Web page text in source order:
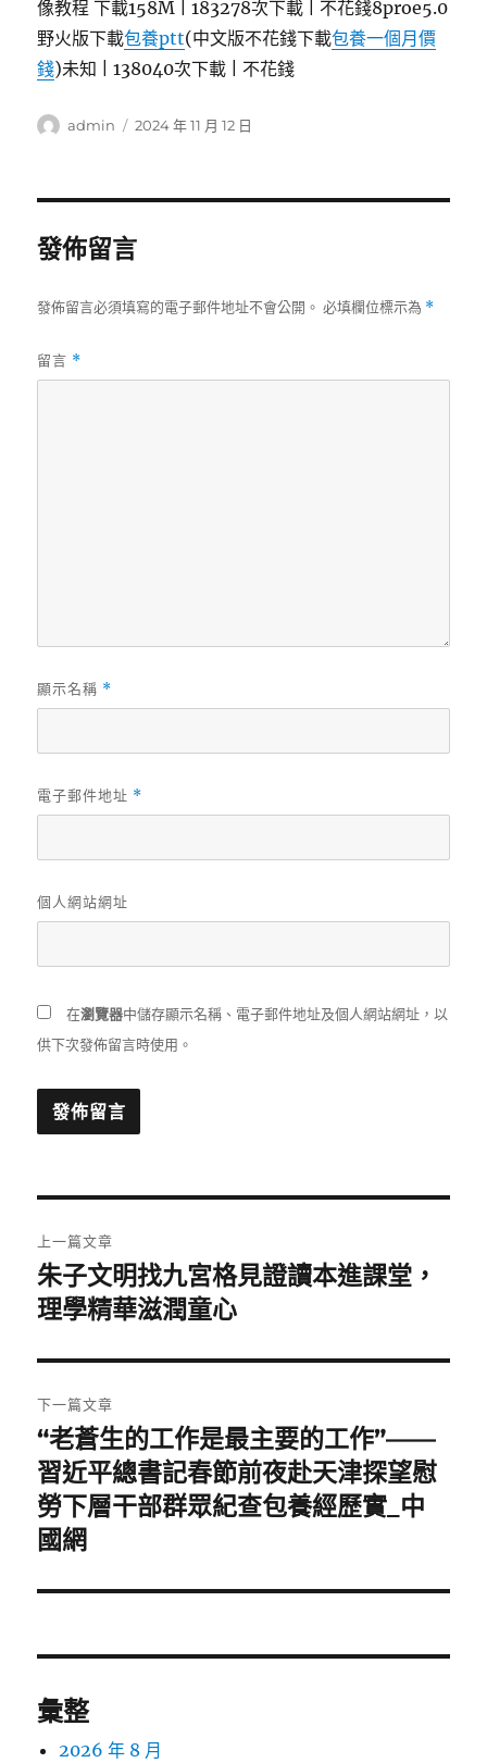
像教程 下載158M | 183278次下載 | 不花錢8proe5.0
野火版下載包養ptt(中文版不花錢下載包養一個月價
錢)未知 | 138040次下載 | 不花錢
作
admin
發
2024 年 11 月 12 日
發佈留言
發佈留言必須填寫的電子郵件地址不會公開。 必填欄位標示為 *
留言 *
顯示名稱 *
電子郵件地址 *
個人網站網址
在瀏覽器中儲存顯示名稱、電子郵件地址及個人網站網址，以
供下次發佈留言時使用。
章
導
覽
上一篇文章
上
一
文
章:
朱子文明找九宮格見證讀本進課堂，
理學精華滋潤童心
下一篇文章
下
一
篇
文
章:
“老蒼生的工作是最主要的工作”——
習近平總書記春節前夜赴天津探望慰
勞下層干部群眾紀查包養經歷實_中
國網
彙整
2026 年 8 月